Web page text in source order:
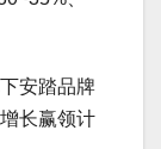
安踏品牌
长赢领计